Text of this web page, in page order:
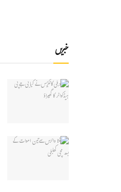
خبریں